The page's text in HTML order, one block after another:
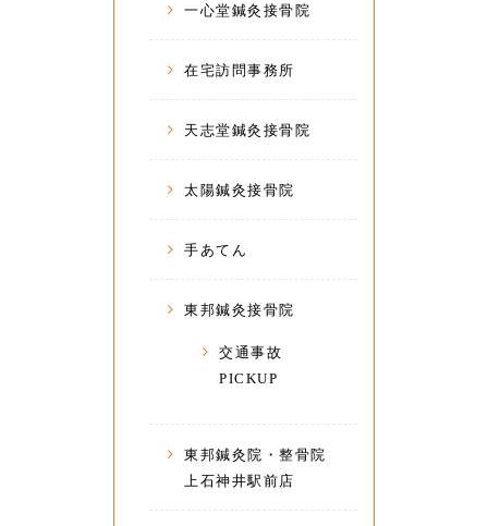
一心堂鍼灸接骨院
在宅訪問事務所
天志堂鍼灸接骨院
太陽鍼灸接骨院
手あてん
東邦鍼灸接骨院
交通事故
PICKUP
東邦鍼灸院・整骨院
上石神井駅前店